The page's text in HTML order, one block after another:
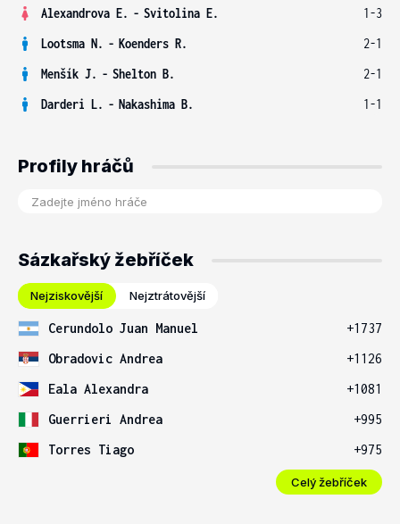
Alexandrova E. - Svitolina E.
1-3
Lootsma N. - Koenders R.
2-1
Menšík J. - Shelton B.
2-1
Darderi L. - Nakashima B. 1-1
Profily hráčů
Sázkařský žebříček
Nejziskovější Nejztrátovější
Cerundolo Juan Manuel
+1737
Obradovic Andrea
+1126
Eala Alexandra
+1081
Guerrieri Andrea
+995
Torres Tiago
+975
Celý žebříček